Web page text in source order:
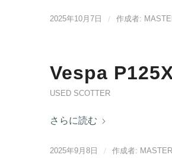
2025年10月7日 / 作成者:
Vespa
USED SCOTTER
さらに読む
2025年9月8日 / 作成者: MASTER